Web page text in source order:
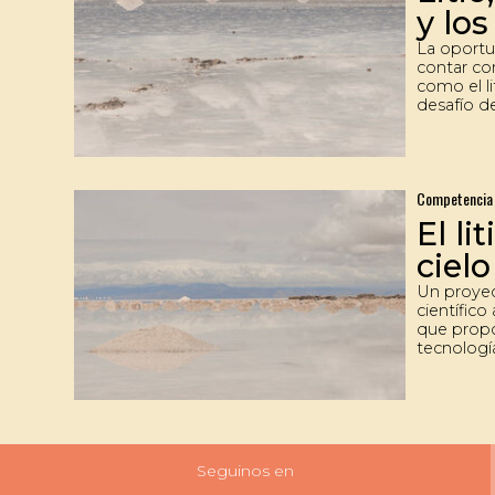
y
La
contar
como el
desafío
la Puna y
como el
El
cielo
Un
científico
que
Seguinos en